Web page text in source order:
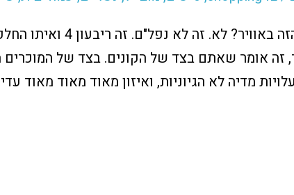
מריחים את הריח הזה
זה אומר שאתם בצד של הקונים. בצד של המוכרים
מדיה לא הגיוניות, ואיזון מאוד מאוד מאוד